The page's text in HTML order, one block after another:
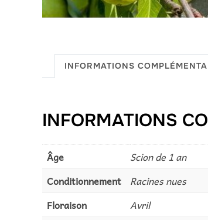
INFORMATIONS
INFORMATIONS
Âge
Scion de 1 an
Conditionnement
Racines nues
Floraison
Avril